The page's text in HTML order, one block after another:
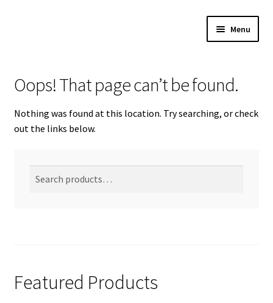
Menu
All Products
Egyetemek
Kultúra
ÁSZF
Oops! That page can’t be found.
Nothing was found at this location. Try searching, or check
out the links below.
Featured Products